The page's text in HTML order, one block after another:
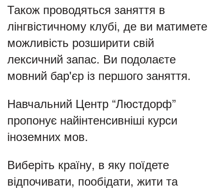
Також проводяться заняття в
лінгвістичному клубі, де ви матимете
можливість розширити свій
лексичний запас. Ви подолаєте
мовний бар'єр із першого заняття.
Навчальний Центр “Люстдорф”
пропонує найінтенсивніші курси
іноземних мов.
Виберіть країну, в яку поїдете
відпочивати, пообідати, жити та